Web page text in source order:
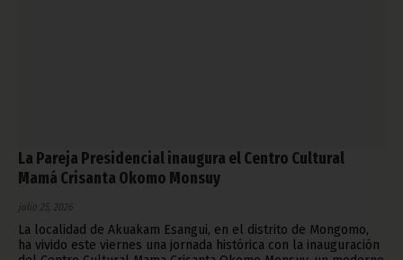
La Pareja Presidencial inaugura el Centro Cultural
Mamá Crisanta Okomo Monsuy
julio 25, 2026
La localidad de Akuakam Esangui, en el distrito de Mongomo,
ha vivido este viernes una jornada histórica con la inauguración